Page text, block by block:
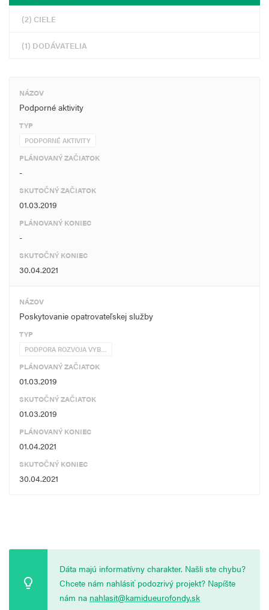
(2) CIELE
(1) DODÁVATELIA
NÁZOV
Podporné aktivity
TYP
PODPORNÉ AKTIVITY
PLÁNOVANÝ ZAČIATOK
-
SKUTOČNÝ ZAČIATOK
01.03.2019
PLÁNOVANÝ KONIEC
-
SKUTOČNÝ KONIEC
30.04.2021
NÁZOV
Poskytovanie opatrovateľskej služby
TYP
PODPORA ROZVOJA VYB…
PLÁNOVANÝ ZAČIATOK
01.03.2019
SKUTOČNÝ ZAČIATOK
01.03.2019
PLÁNOVANÝ KONIEC
01.04.2021
SKUTOČNÝ KONIEC
30.04.2021
Dáta majú informatívny charakter. Našli ste chybu?
Chcete nám nahlásiť podozrivý projekt? Napíšte
nám na nahlasit@kamidueurofondy.sk